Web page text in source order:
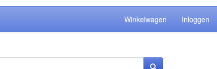
Winkelwagen Inloggen